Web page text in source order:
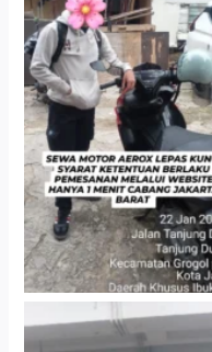
Cabang Jakarta Barat